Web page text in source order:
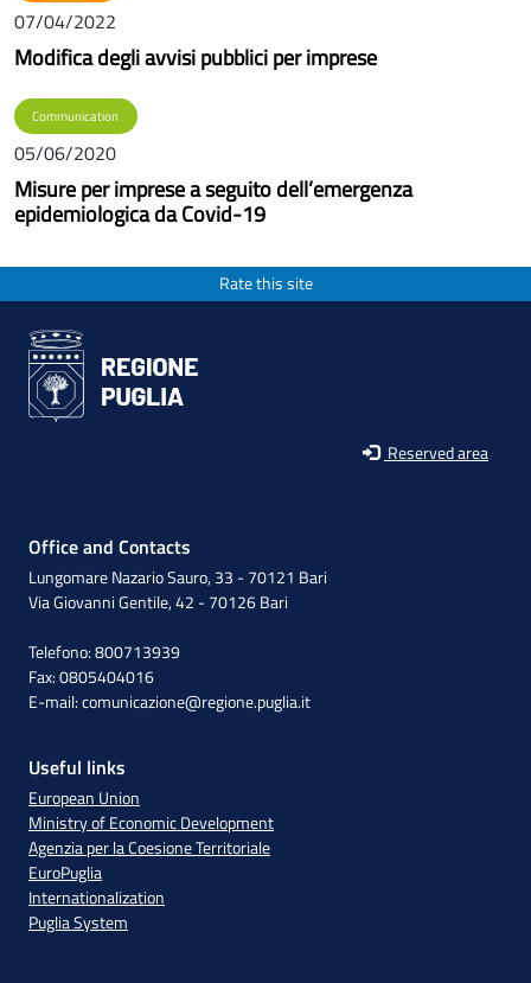
07/04/2022
Modifica degli avvisi pubblici per imprese
Communication
05/06/2020
Misure per imprese a seguito dell’emergenza
epidemiologica da Covid-19
Rate this site
Reserved area
Office and Contacts
Lungomare Nazario Sauro, 33 - 70121 Bari
Via Giovanni Gentile, 42 - 70126 Bari
Telefono: 800713939
Fax: 0805404016
E-mail:comunicazione@regione.puglia.it
Useful links
European Union
Ministry of Economic Development
Agenzia per la Coesione Territoriale
EuroPuglia
Internationalization
Puglia System